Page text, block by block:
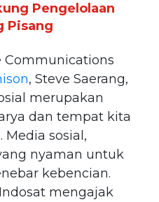
Pengelolaan
Pisang
Communications
, Steve Saerang,
merupakan
dan tempat kita
Media sosial,
nyaman untuk
kebencian.
mengajak